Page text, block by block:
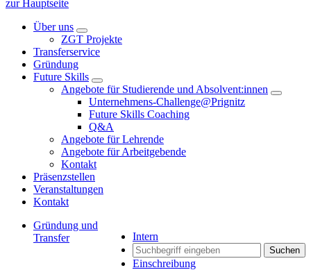
zur Hauptseite
Über uns
ZGT Projekte
Transferservice
Gründung
Future Skills
Angebote für Studierende und Absolvent:innen
Unternehmens-Challenge@Prignitz
Future Skills Coaching
Q&A
Angebote für Lehrende
Angebote für Arbeitgebende
Kontakt
Präsenzstellen
Veranstaltungen
Kontakt
Intern
Suchen
Einschreibung
Gründung und
Transfer